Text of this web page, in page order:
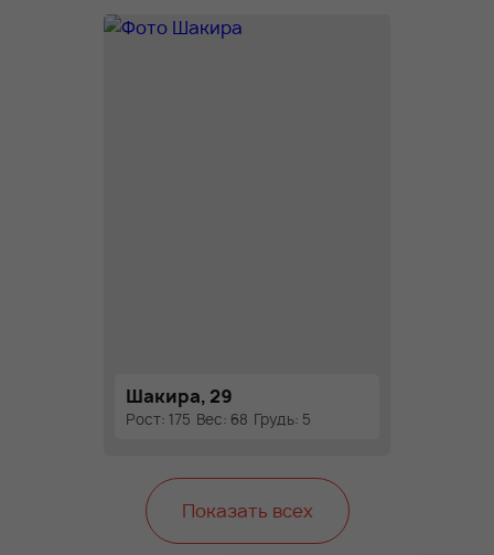
Шакира, 29
Рост: 175 Вес: 68 Грудь: 5
Показать всех